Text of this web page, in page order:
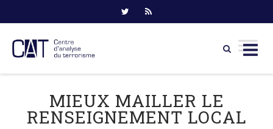
MIEUX MAILLER LE
RENSEIGNEMENT LOCAL